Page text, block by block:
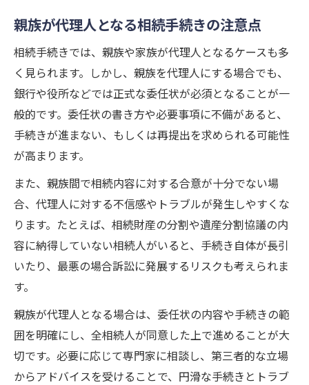
委任状で進める相続手続き代理の実務ポイ
ント
相続手続き代理人への委任状作成時の留意
点
相続手続き代理で家族が委任状を準備する
方法
相続手続き代理の費用相場と抑えるコツ
相続手続き代理にかかる費用の基礎知識
相続手続き代理費用の相場と内訳を解説
相続手続き代理の費用を抑える具体的な方
専門家ごとの相続手続き代理費用比較ポイ
ント
相続手続き代理費用の見積もりと注意すべ
き点
親族が代理人となる相続手続きの注意点
相続手続きでは、親族や家族が代理人となるケースも多
く見られます。しかし、親族を代理人にする場合でも、
銀行や役所などでは正式な委任状が必須となることが一
般的です。委任状の書き方や必要事項に不備があると、
手続きが進まない、もしくは再提出を求められる可能性
が高まります。
また、親族間で相続内容に対する合意が十分でない場
合、代理人に対する不信感やトラブルが発生しやすくな
ります。たとえば、相続財産の分割や遺産分割協議の内
容に納得していない相続人がいると、手続き自体が長引
いたり、最悪の場合訴訟に発展するリスクも考えられま
す。
親族が代理人となる場合は、委任状の内容や手続きの範
囲を明確にし、全相続人が同意した上で進めることが大
切です。必要に応じて専門家に相談し、第三者的な立場
からアドバイスを受けることで、円滑な手続きとトラブ